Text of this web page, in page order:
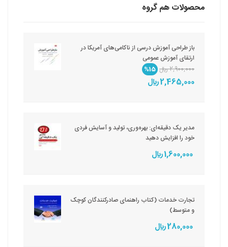
محصولات هم گروه
باز طراحی آموزش درسی از ناکامی‌های آمریکا در
ارتقای آموزش عمومی
2,900,000 ريال
%15
2,465,000 ريال
مدیر یک دقیقه‌ای: بهره‌وری، تولید و آسایش فردی
خود را افزایش دهید
1,600,000 ريال
تجارت خدمات (کتاب راهنمای صادرکنندگان کوچک
و متوسط)
280,000 ريال